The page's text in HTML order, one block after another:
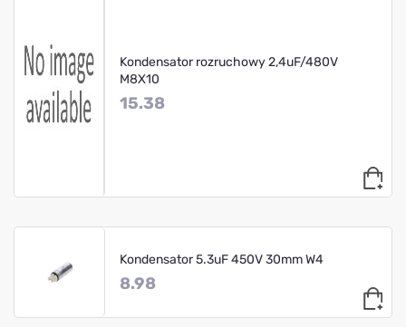
Kondensator rozruchowy 2,4uF/480V
M8X10
15.38
Kondensator 5.3uF 450V 30mm W4
8.98